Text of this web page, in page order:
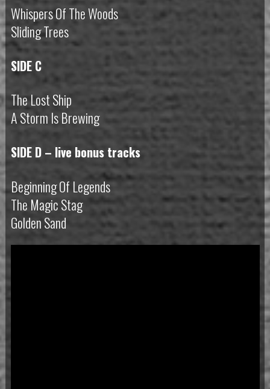
Whispers Of The Woods
Sliding Trees
SIDE C
The Lost Ship
A Storm Is Brewing
SIDE D – live bonus tracks
Beginning Of Legends
The Magic Stag
Golden Sand